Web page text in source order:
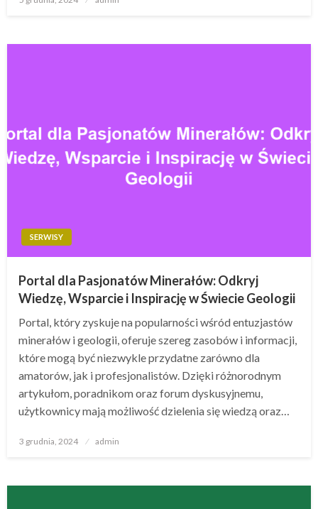
SERWISY
Portal dla Pasjonatów Minerałów: Odkryj
Wiedzę, Wsparcie i Inspirację w Świecie Geologii
Portal, który zyskuje na popularności wśród entuzjastów
minerałów i geologii, oferuje szereg zasobów i informacji,
które mogą być niezwykle przydatne zarówno dla
amatorów, jak i profesjonalistów. Dzięki różnorodnym
artykułom, poradnikom oraz forum dyskusyjnemu,
użytkownicy mają możliwość dzielenia się wiedzą oraz…
Opublikowane
3 grudnia, 2024 admin